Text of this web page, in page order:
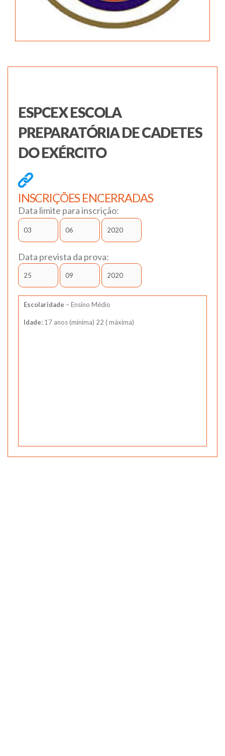
ESPCEX ESCOLA
PREPARATÓRIA DE CADETES
DO EXÉRCITO
INSCRIÇÕES ENCERRADAS
Data limite para inscrição:
Data prevista da prova:
Escolaridade – Ensino Médio
Idade: 17 anos (mínima) 22 ( máxima)